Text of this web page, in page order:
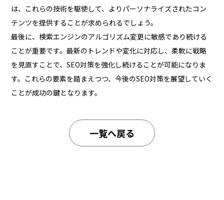
は、これらの技術を駆使して、よりパーソナライズされたコン
テンツを提供することが求められるでしょう。
最後に、検索エンジンのアルゴリズム変更に敏感であり続ける
ことが重要です。最新のトレンドや変化に対応し、柔軟に戦略
を見直すことで、SEO対策を強化し続けることが可能になりま
す。これらの要素を踏まえつつ、今後のSEO対策を展望していく
ことが成功の鍵となります。
一覧へ戻る